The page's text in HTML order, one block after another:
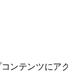
ンテンツにア